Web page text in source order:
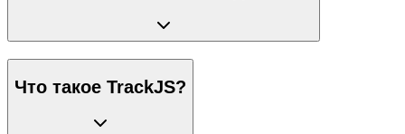
Что такое TrackJS?